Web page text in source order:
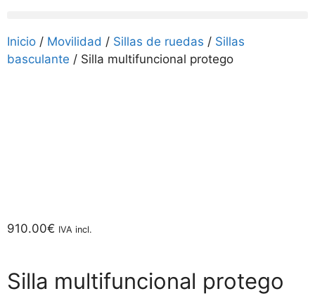
Inicio / Movilidad / Sillas de ruedas / Sillas
basculante / Silla multifuncional protego
910.00€ IVA incl.
Silla multifuncional protego